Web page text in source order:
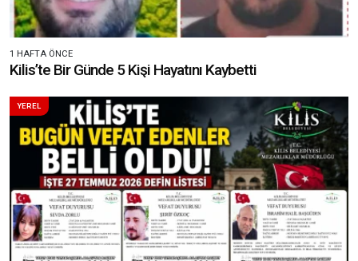
1 HAFTA ÖNCE
Kilis’te Bir Günde 5 Kişi Hayatını Kaybetti
YEREL